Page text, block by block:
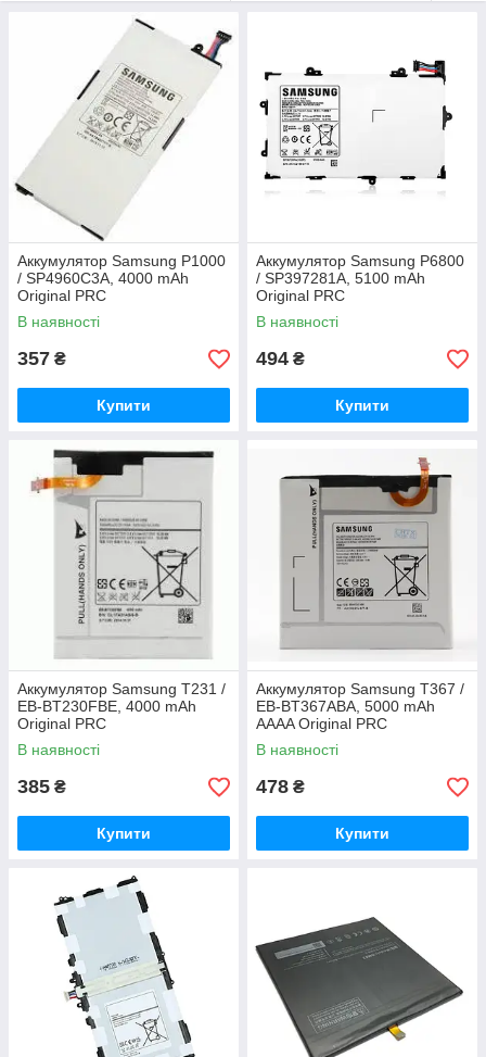
Аккумулятор Samsung P1000
/ SP4960C3A, 4000 mAh
Original PRC
В наявності
357 ₴
Купити
Аккумулятор Samsung P6800
/ SP397281A, 5100 mAh
Original PRC
В наявності
494 ₴
Купити
Аккумулятор Samsung T231 /
EB-BT230FBE, 4000 mAh
Original PRC
В наявності
385 ₴
Купити
Аккумулятор Samsung T367 /
EB-BT367ABA, 5000 mAh
AAAA Original PRC
В наявності
478 ₴
Купити